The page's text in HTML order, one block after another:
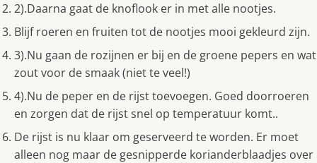
2).Daarna gaat de knoflook er in met alle nootjes.
Blijf roeren en fruiten tot de nootjes mooi gekleurd zijn.
3).Nu gaan de rozijnen er bij en de groene pepers en wat
zout voor de smaak (niet te veel!)
4).Nu de peper en de rijst toevoegen. Goed doorroeren
en zorgen dat de rijst snel op temperatuur komt..
De rijst is nu klaar om geserveerd te worden. Er moet
alleen nog maar de gesnipperde korianderblaadjes over